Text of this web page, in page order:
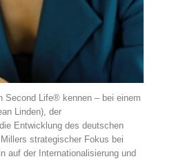
Second Life® kennen – bei einem
Linden), der
Entwicklung des deutschen
strategischer Fokus bei
auf der Internationalisierung und